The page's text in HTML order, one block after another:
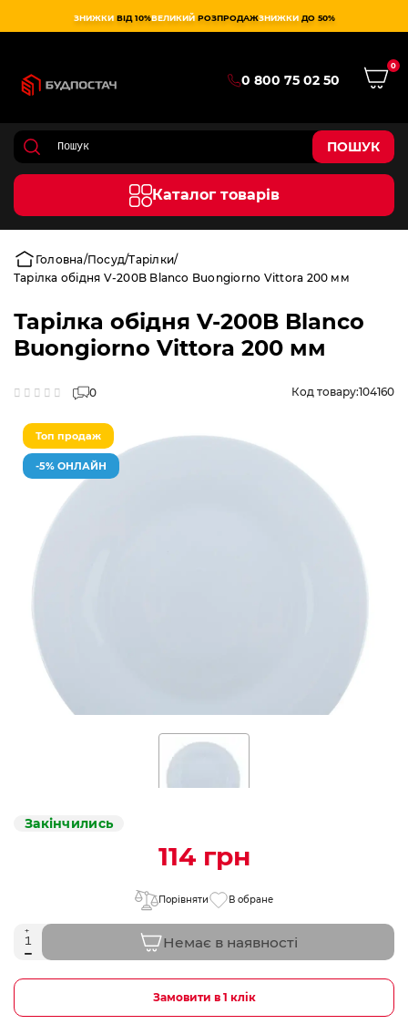
ЗНИЖКИ ВІД 10%ВЕЛИКИЙ РОЗПРОДАЖЗНИЖКИ ДО 50%
0 800 75 02 50
0
ПОШУК
Каталог товарів
Головна Посуд Тарілки
Тарілка обідня V-200B Blanco Buongiorno Vittora 200 мм
Тарілка обідня V-200B Blanco
Buongiorno Vittora 200 мм
0 Код товару:104160
Топ продаж
-5% ОНЛАЙН
Закінчились
114 грн
Порівняти В обране
Немає в наявності
Замовити в 1 клік